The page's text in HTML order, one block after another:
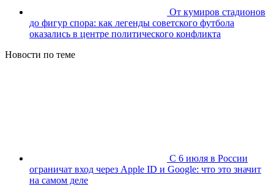
От кумиров стадионов
до фигур спора: как легенды советского футбола
оказались в центре политического конфликта
Новости по теме
С 6 июля в России
ограничат вход через Apple ID и Google: что это значит
на самом деле